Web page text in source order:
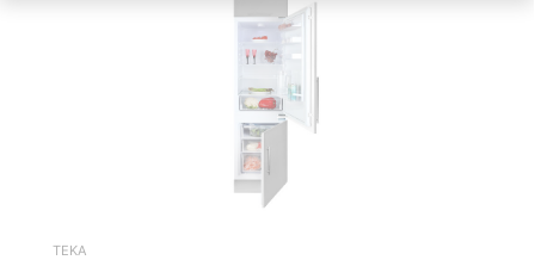
TEKA